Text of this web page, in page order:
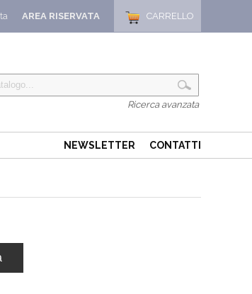
CARRELLO
AREA RISERVATA
Ricerca avanzata
NEWSLETTER CONTATTI